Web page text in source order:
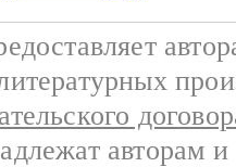
авторам